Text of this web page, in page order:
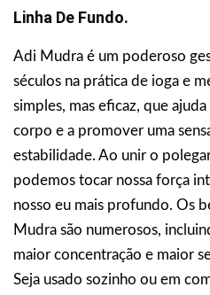
Linha De Fundo.
Adi Mudra é um poderoso
séculos na prática de ioga e
simples, mas eficaz, que
corpo e a promover uma
estabilidade. Ao unir o
podemos tocar nossa força
nosso eu mais profundo. Os
Mudra são numerosos,
maior concentração e maior
Seja usado sozinho ou em